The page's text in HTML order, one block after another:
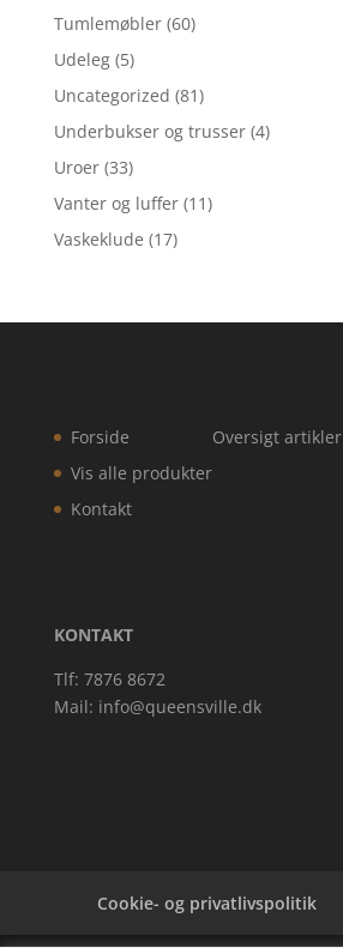
Tumlemøbler (60)
Udeleg (5)
Uncategorized (81)
Underbukser og trusser (4)
Uroer (33)
Vanter og luffer (11)
Vaskeklude (17)
Forside
Vis alle produkter
Kontakt
Oversigt artikler
KONTAKT
Tlf: 7876 8672
Mail: info@queensville.dk
Cookie- og privatlivspolitik